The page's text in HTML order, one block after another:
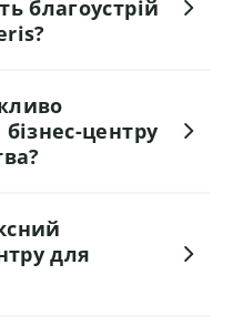
благоустрій
центру
для